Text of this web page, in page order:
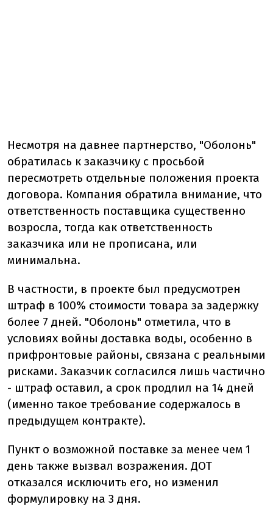
Несмотря на давнее партнерство, "Оболонь"
обратилась к заказчику с просьбой
пересмотреть отдельные положения проекта
договора. Компания обратила внимание, что
ответственность поставщика существенно
возросла, тогда как ответственность
заказчика или не прописана, или
минимальна.
В частности, в проекте был предусмотрен
штраф в 100% стоимости товара за задержку
более 7 дней. "Оболонь" отметила, что в
условиях войны доставка воды, особенно в
прифронтовые районы, связана с реальными
рисками. Заказчик согласился лишь частично
- штраф оставил, а срок продлил на 14 дней
(именно такое требование содержалось в
предыдущем контракте).
Пункт о возможной поставке за менее чем 1
день также вызвал возражения. ДОТ
отказался исключить его, но изменил
формулировку на 3 дня.